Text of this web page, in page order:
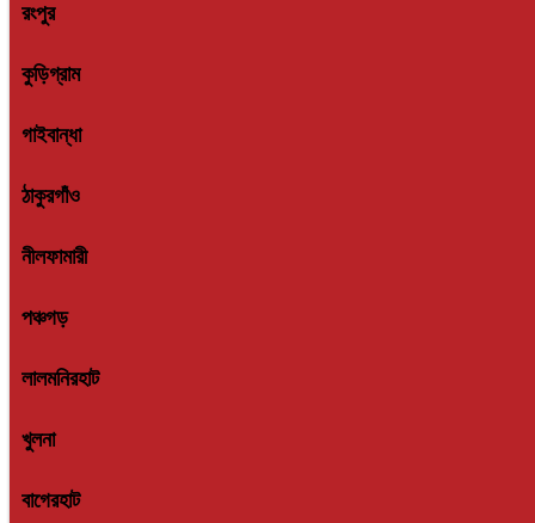
রংপুর
কুড়িগ্রাম
গাইবান্ধা
ঠাকুরগাঁও
নীলফামারী
পঞ্চগড়
লালমনিরহাট
খুলনা
বাগেরহাট